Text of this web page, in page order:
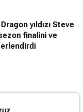
yıldızı Steve
finalini ve